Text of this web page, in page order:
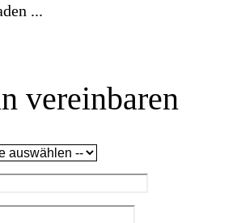
...
vereinbaren